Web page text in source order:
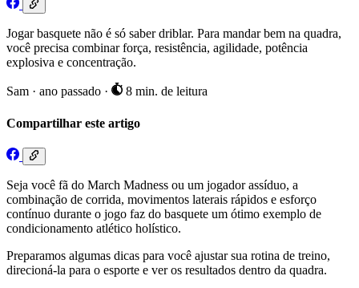
Jogar basquete não é só saber driblar. Para mandar bem na quadra,
você precisa combinar força, resistência, agilidade, potência
explosiva e concentração.
Sam · ano passado · 8 min. de leitura
Compartilhar este artigo
Seja você fã do March Madness ou um jogador assíduo, a
combinação de corrida, movimentos laterais rápidos e esforço
contínuo durante o jogo faz do basquete um ótimo exemplo de
condicionamento atlético holístico.
Preparamos algumas dicas para você ajustar sua rotina de treino,
direcioná-la para o esporte e ver os resultados dentro da quadra.